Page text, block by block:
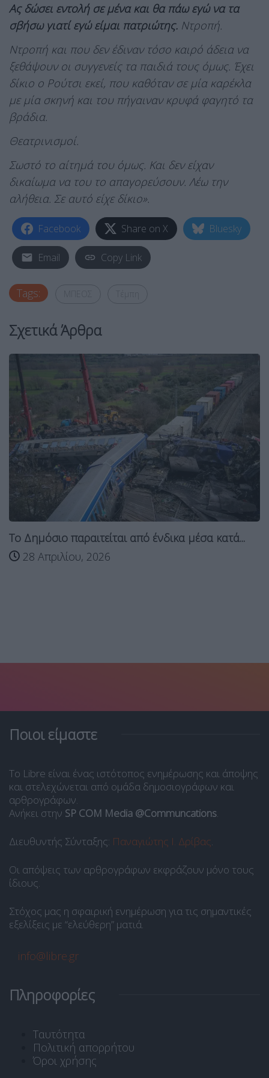
Ας δώσει εντολή σε μένα και θα πάω εγώ να τα
σβήσω γιατί εγώ είμαι πατριώτης. Ντροπή.
Ντροπή και που δεν έδιναν τόσο καιρό άδεια να
ξεθάψουν οι συγγενείς τα παιδιά τους όμως. Έχει
δίκιο ο Ρούτσι εκεί, που καθόταν σε μία καρέκλα
με μία σκηνή και του πήγαιναν κρυφά φαγητό τα
βράδια.
Θεατρινισμοί.
Σωστό το αίτημά του όμως. Και δεν είχαν
δικαίωμα να του το απαγορεύσουν. Λέω την
αλήθεια. Σε αυτό είχε δίκιο».
Facebook Share on X Bluesky
Email Copy Link
Tags:
Σχετικά Άρθρα
Το Δημόσιο παραιτείται από ένδικα μέσα κατά...
28 Απριλίου, 2026
Ποιοι είμαστε
Το Libre είναι ένας ιστότοπος ενημέρωσης και άποψης
και στελεχώνεται από ομάδα δημοσιογράφων και
αρθρογράφων.
Ανήκει στην SP COM Media @Communcations.
Διευθυντής Σύνταξης: Παναγιώτης Ι. Δρίβας.
Οι απόψεις των αρθρογράφων εκφράζουν μόνο τους
ίδιους.
Στόχος μας η σφαιρική ενημέρωση για τις σημαντικές
εξελίξεις με “ελεύθερη” ματιά.
info@libre.gr
Πληροφορίες
Ταυτότητα
Πολιτική απορρήτου
Όροι χρήσης